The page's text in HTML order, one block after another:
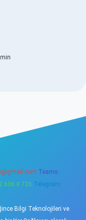
Teams:
606 0 726 Telegram:
Bilgi Teknolojileri ve